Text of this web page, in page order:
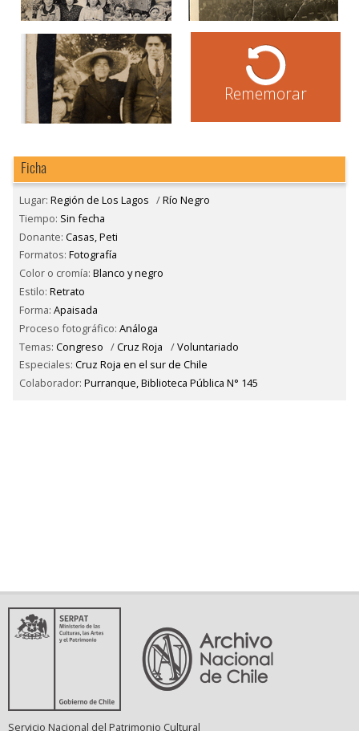
Rememorar
Ficha
Lugar: Región de Los Lagos /Río Negro
Tiempo: Sin fecha
Donante: Casas, Peti
Formatos: Fotografía
Color o cromía: Blanco y negro
Estilo: Retrato
Forma: Apaisada
Proceso fotográfico: Análoga
Temas: Congreso /Cruz Roja /Voluntariado
Especiales: Cruz Roja en el sur de Chile
Colaborador: Purranque, Biblioteca Pública N° 145
Servicio Nacional del Patrimonio Cultural